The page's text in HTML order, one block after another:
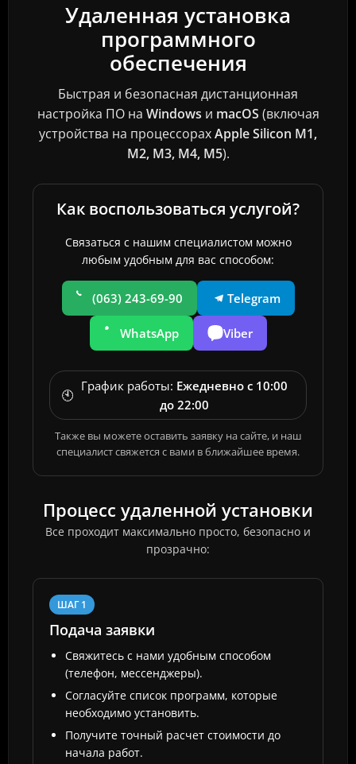
Удаленная установка
программного
обеспечения
Быстрая и безопасная дистанционная
настройка ПО на Windows и macOS (включая
устройства на процессорахApple Silicon M1,
M2, M3, M4, M5).
Как воспользоваться услугой?
Связаться с нашим специалистом можно
любым удобным для вас способом:
(063) 243-69-90 Telegram
WhatsApp Viber
🕙
График работы: Ежедневно с 10:00
до 22:00
Также вы можете оставить заявку на сайте, и наш
специалист свяжется с вами в ближайшее время.
Процесс удаленной установки
Все проходит максимально просто, безопасно и
прозрачно:
ШАГ 1
Подача заявки
Свяжитесь с нами удобным способом
(телефон, мессенджеры).
Согласуйте список программ, которые
необходимо установить.
Получите точный расчет стоимости до
начала работ.